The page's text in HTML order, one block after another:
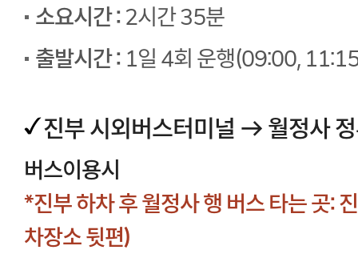
소요시간 :2시간 35분
출발시간 : 1일 4회 운행(09:00,
진부 시외버스터미널 → 월정사
버스이용시
*진부 하차 후 월정사 행 버스 타는 곳:
차장소 뒷편)